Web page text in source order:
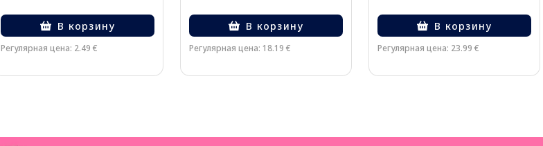
В корзину
Регулярная цена: 2.49 €
В корзину
Регулярная цена: 18.19 €
В корзину
Регулярная цена: 23.99 €